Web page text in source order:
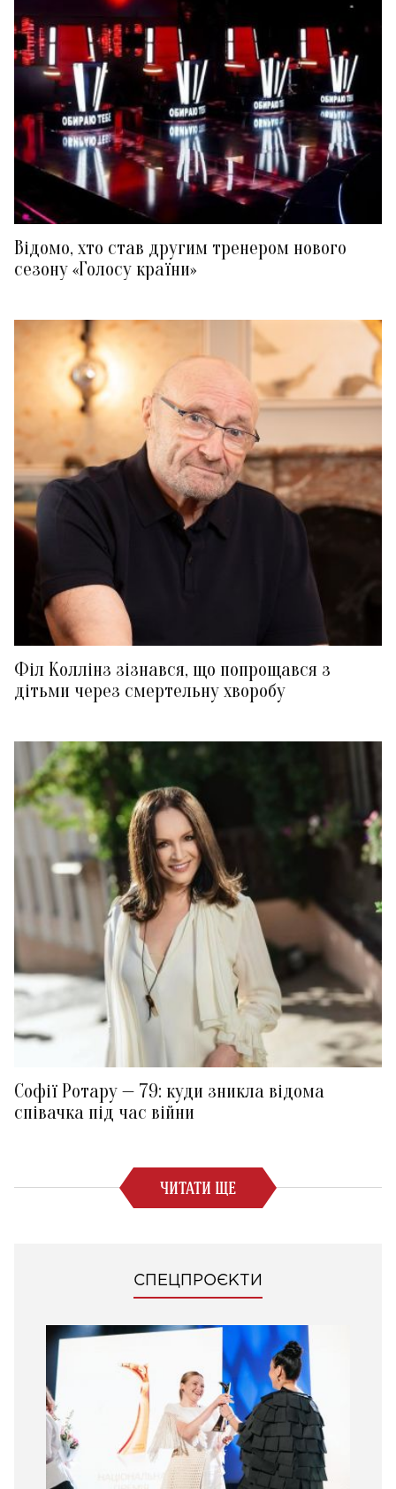
Відомо, хто став другим тренером нового
сезону «Голосу країни»
Філ Коллінз зізнався, що попрощався з
дітьми через смертельну хворобу
Софії Ротару — 79: куди зникла відома
співачка під час війни
ЧИТАТИ ЩЕ
СПЕЦПРОЄКТИ